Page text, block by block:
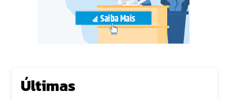
Últimas